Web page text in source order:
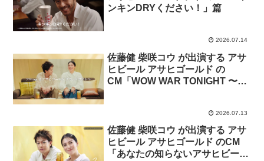
ンキンDRYください！」篇
2026.07.14
佐藤健 柴咲コウ が出演する アサ
ヒビール アサヒゴールド の
CM「WOW WAR TONIGHT 〜時
2026.07.13
佐藤健 柴咲コウ が出演する アサ
ヒビール アサヒゴールド のCM
「あなたの知らないアサヒビー